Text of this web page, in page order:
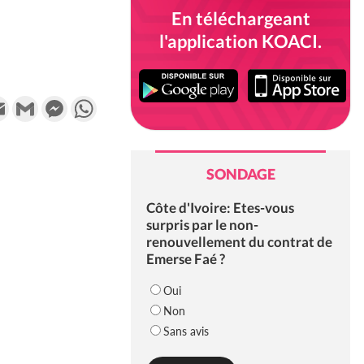
Email Gmail MessengerWhatsApp
En téléchargeant
l'application KOACI.
SONDAGE
Côte d'Ivoire: Etes-vous
surpris par le non-
renouvellement du contrat de
Emerse Faé ?
Oui
Non
Sans avis